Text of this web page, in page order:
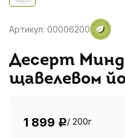
Артикул: 00006200
Десерт
щавелевом
1 899 Р/ 200г